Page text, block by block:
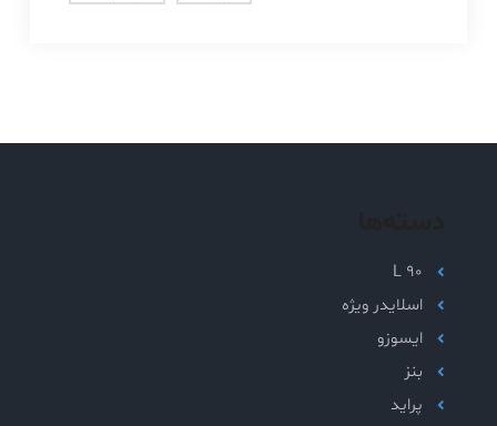
L 90
اسلایدر ویژه
ایسوزو
بنز
پراید